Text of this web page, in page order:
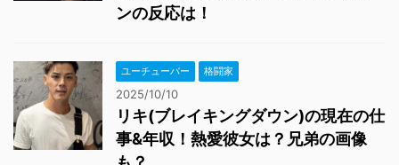
ンの反応は！
ユーチューバー 格闘家
2025/10/10
リキ(ブレイキングダウン)の現在の仕
事&年収！熱愛彼女は？兄弟の画像